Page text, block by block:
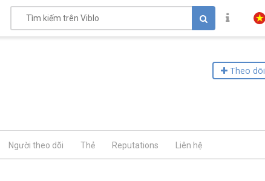
Theo dõi
Người theo dõi Thẻ Reputations Liên hệ